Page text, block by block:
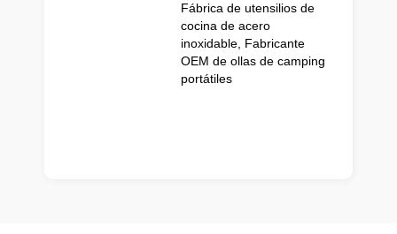
Fábrica de utensilios de
cocina de acero
inoxidable, Fabricante
OEM de ollas de camping
portátiles